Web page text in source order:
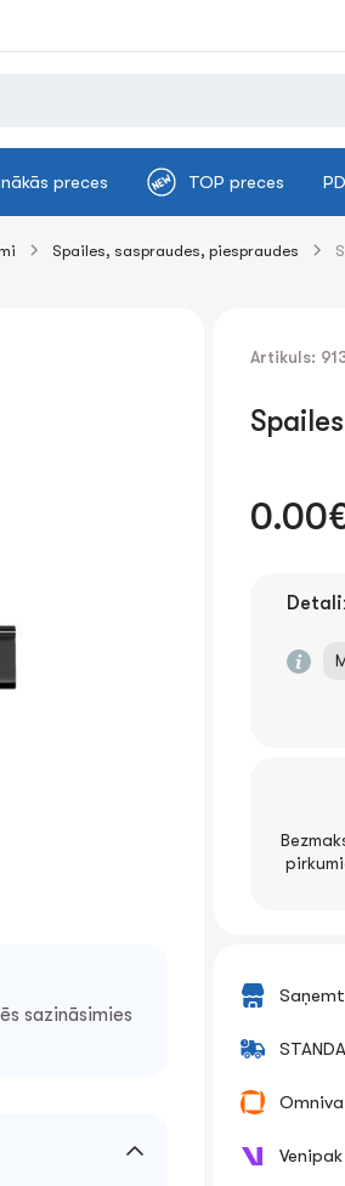
preces TOP preces
Spailes, saspraudes, piespraudes
sazināsimies
Artikuls:
Saņemt
Omniva
Venipak